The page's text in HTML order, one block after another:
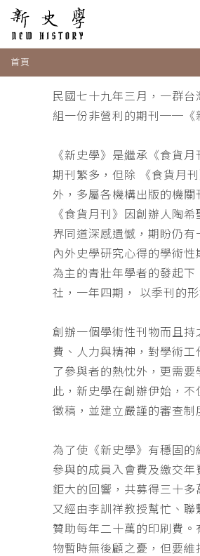
首頁
民國七十九年三月，一群
組一份非營利的期刊──《
《新史學》是繼承《食貨
期刊繁多，但除 《食貨月
外，多屬各機構出版的機
《食貨月刊》因創辦人陶
界同道深感遺憾，期盼仍
內外史學研究心得的學術
為主的青壯年學者的發起
社，一年四期， 以季刊的
創辦一個學術性刊物而且
費、人力與精神，對學術
了參與者的熱忱外，更需
此，新史學在創辦伊始，
徵稿，並建立嚴謹的審查制
為了使《新史學》有穩固
參與的成員入會費及繳交
鉅大的回響，共募得三十
又經由李訓祥教授幫忙、
贊助每年二十萬的印刷費
物暫時無後顧之憂，但要